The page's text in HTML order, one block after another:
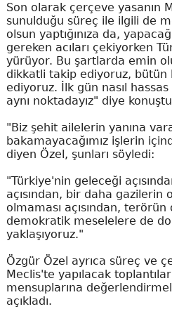
Son olarak çerçeve yasanın
sunulduğu süreç ile ilgili de
olsun yaptığınıza da,
gereken acıları çekiyorken
yürüyor. Bu şartlarda emin
dikkatli takip ediyoruz, bütün
ediyoruz. İlk gün nasıl
aynı noktadayız" diye
"Biz şehit ailelerin yanına
bakamayacağımız işlerin
diyen Özel, şunları söyledi:
"Türkiye'nin geleceği
açısından, bir daha gazilerin
olmaması açısından,
demokratik meselelere de
yaklaşıyoruz."
Özgür Özel ayrıca süreç ve
Meclis'te yapılacak
mensuplarına
açıkladı.